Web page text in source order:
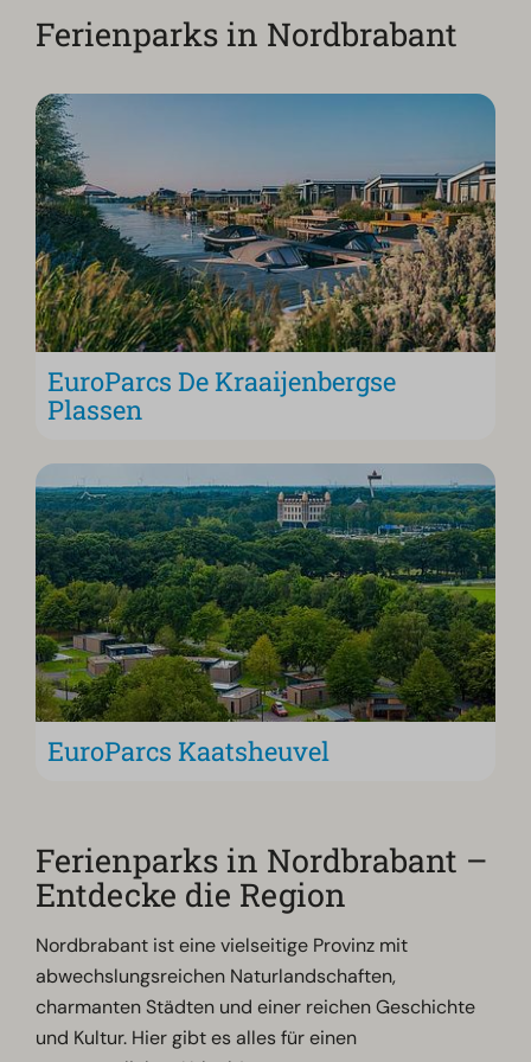
Ferienparks in Nordbrabant
EuroParcs De Kraaijenbergse
Plassen
EuroParcs Kaatsheuvel
Ferienparks in Nordbrabant –
Entdecke die Region
Nordbrabant ist eine vielseitige Provinz mit
abwechslungsreichen Naturlandschaften,
charmanten Städten und einer reichen Geschichte
und Kultur. Hier gibt es alles für einen